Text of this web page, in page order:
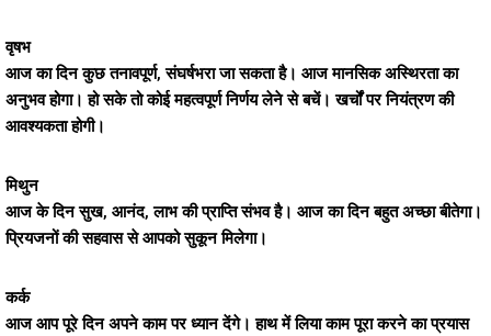
वृषभ
आज का दिन कुछ तनावपूर्ण, संघर्षभरा जा सकता है। आज मानसिक अस्थिरता का
अनुभव होगा। हो सके तो कोई महत्वपूर्ण निर्णय लेने से बचें। खर्चों पर नियंत्रण की
आवश्यकता होगी।
मिथुन
आज के दिन सुख, आनंद, लाभ की प्राप्ति संभव है। आज का दिन बहुत अच्छा बीतेगा।
प्रियजनों की सहवास से आपको सुकून मिलेगा।
कर्क
आज आप पूरे दिन अपने काम पर ध्यान देंगे। हाथ में लिया काम पूरा करने का प्रयास